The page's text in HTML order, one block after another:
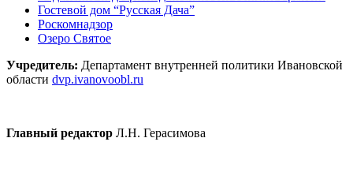
Гостевой дом “Русская Дача”
Роскомнадзор
Озеро Святое
Учредитель: Департамент внутренней политики Ивановской
области dvp.ivanovoobl.ru
Главный редактор Л.Н. Герасимова